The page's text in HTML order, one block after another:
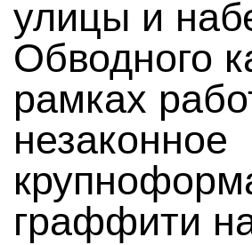
улицы и
Обводного
рамках
незаконное
граффити